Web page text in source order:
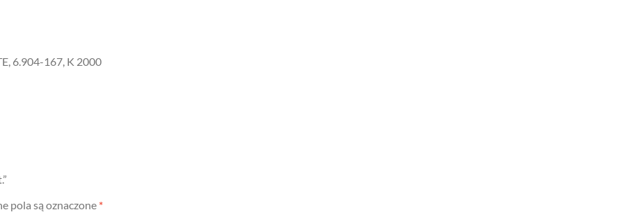
6.904-167, K 2000
pola są oznaczone *